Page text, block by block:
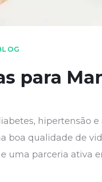
para
hipertensão
boa qualidade de
uma parceria ativa